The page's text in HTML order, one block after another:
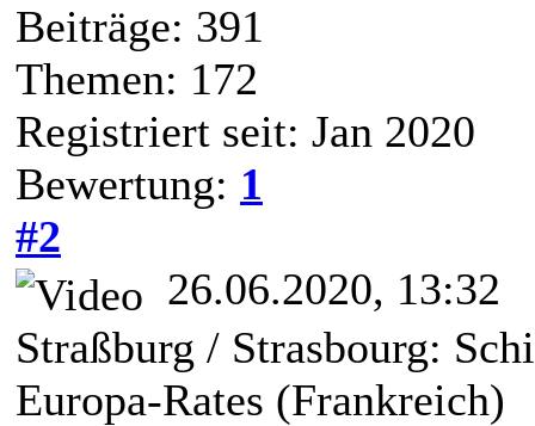
Beiträge: 391
Themen: 172
Registriert seit: Jan 2020
Bewertung: 1
#2
26.06.2020, 13:32
Straßburg / Strasbourg:
Europa-Rates (Frankreich)